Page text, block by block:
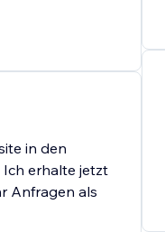
in den
Ich erhalte jetzt
Anfragen als